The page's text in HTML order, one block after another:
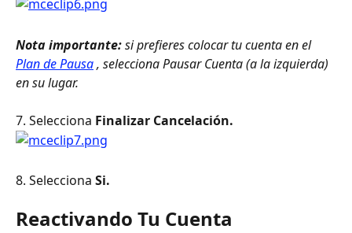
Nota importante: si prefieres colocar tu cuenta en el
Plan de Pausa , selecciona Pausar Cuenta (a la izquierda)
en su lugar.
7. Selecciona Finalizar Cancelación.
8. Selecciona Si.
Reactivando Tu Cuenta